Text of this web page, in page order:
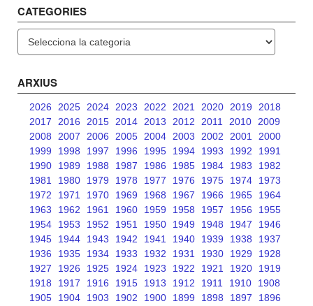
CATEGORIES
ARXIUS
2026 2025 2024 2023 2022 2021 2020 2019
2018
2017
2016 2015 2014 2013 2012 2011 2010
2009
2008
2007 2006 2005 2004 2003 2002 2001
2000
1999
1998 1997 1996 1995 1994 1993 1992
1991
1990
1989 1988 1987 1986 1985 1984 1983
1982
1981
1980 1979 1978 1977 1976 1975 1974
1973
1972
1971 1970 1969 1968 1967 1966 1965
1964
1963
1962 1961 1960 1959 1958 1957 1956
1955
1954
1953 1952 1951 1950 1949 1948 1947
1946
1945
1944 1943 1942 1941 1940 1939 1938
1937
1936
1935 1934 1933 1932 1931 1930 1929
1928
1927
1926 1925 1924 1923 1922 1921 1920
1919
1918
1917 1916 1915 1913 1912 1911 1910
1908
1905
1904 1903 1902 1900 1899 1898 1897
1896